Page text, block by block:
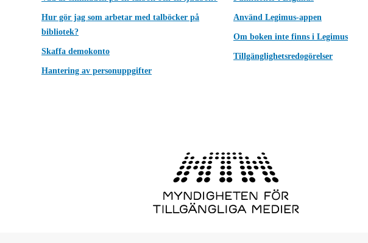
Hur gör jag som arbetar med talböcker på
bibliotek?
Skaffa demokonto
Hantering av personuppgifter
Använd Legimus-appen
Om boken inte finns i Legimus
Tillgänglighetsredogörelser